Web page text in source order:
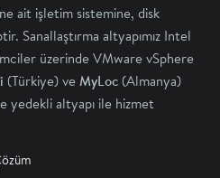
ait işletim sistemine, disk
Sanallaştırma altyapımız Intel
üzerinde VMware vSphere
(Türkiye) ve MyLoc (Almanya)
yedekli altyapı ile hizmet